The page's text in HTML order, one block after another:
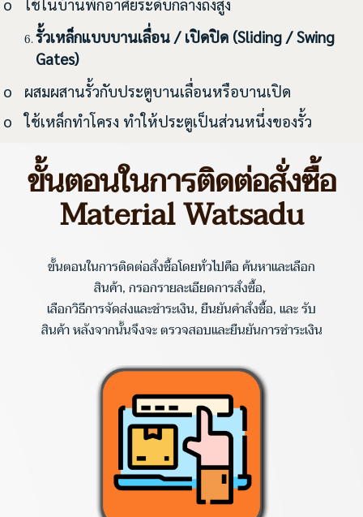
รั้วเหล็กแบบบานเลื่อน / เปิดปิด (Sliding / Swing
Gates)
o ผสมผสานรั้วกับประตูบานเลื่อนหรือบานเปิด
o ใช้เหล็กทำโครง ทำให้ประตูเป็นส่วนหนึ่งของรั้ว
ขั้นตอนในการติดต่อสั่งซื้อ
Material Watsadu
ขั้นตอนในการติดต่อสั่งซื้อโดยทั่วไปคือ ค้นหาและเลือก
สินค้า, กรอกรายละเอียดการสั่งซื้อ,
เลือกวิธีการจัดส่งและชำระเงิน, ยืนยันคำสั่งซื้อ, และ รับ
สินค้า หลังจากนั้นจึงจะ ตรวจสอบและยืนยันการชำระเงิน